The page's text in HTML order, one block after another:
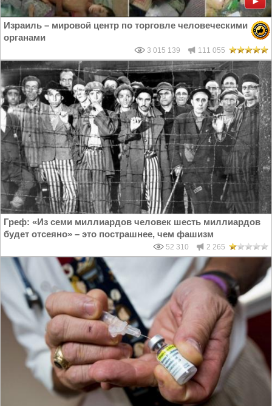
Израиль – мировой центр по торговле человеческими
органами
3 015 139 111 055
Греф: «Из семи миллиардов человек шесть миллиардов
будет отсеяно» – это пострашнее, чем фашизм
52 310 2 265